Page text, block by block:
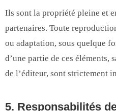
Ils sont la propriété pleine et
partenaires. Toute
ou adaptation, sous quelque
d’une partie de ces éléments,
de l’éditeur, sont strictement
5. Responsabilités